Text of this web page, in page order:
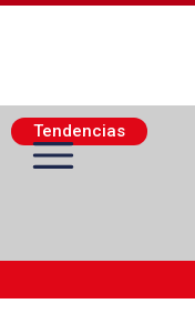
Tendencias
Actualidad Minera